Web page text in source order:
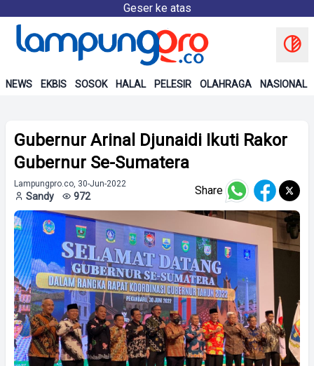
Geser ke atas
NEWS EKBIS SOSOK HALAL PELESIR OLAHRAGA NASIONAL
Gubernur Arinal Djunaidi Ikuti Rakor
Gubernur Se-Sumatera
Lampungpro.co, 30-Jun-2022
Sandy 972 Share